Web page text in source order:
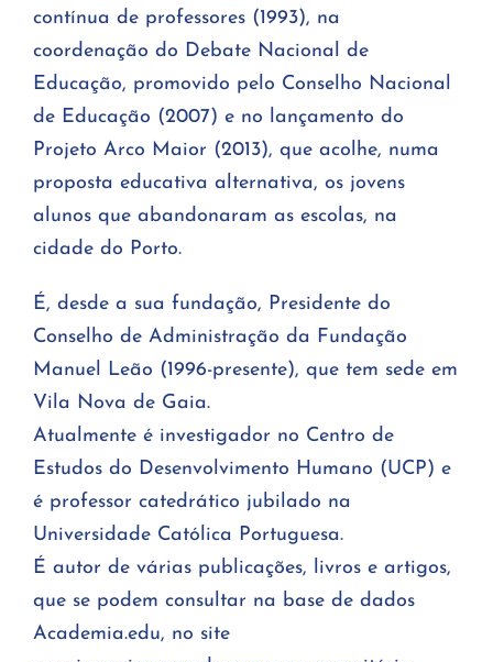
contínua de professores (1993), na
coordenação do Debate Nacional de
Educação, promovido pelo Conselho Nacional
de Educação (2007) e no lançamento do
Projeto Arco Maior (2013), que acolhe, numa
proposta educativa alternativa, os jovens
alunos que abandonaram as escolas, na
cidade do Porto.
É, desde a sua fundação, Presidente do
Conselho de Administração da Fundação
Manuel Leão (1996-presente), que tem sede em
Vila Nova de Gaia.
Atualmente é investigador no Centro de
Estudos do Desenvolvimento Humano (UCP) e
é professor catedrático jubilado na
Universidade Católica Portuguesa.
É autor de várias publicações, livros e artigos,
que se podem consultar na base de dados
Academia.edu, no site